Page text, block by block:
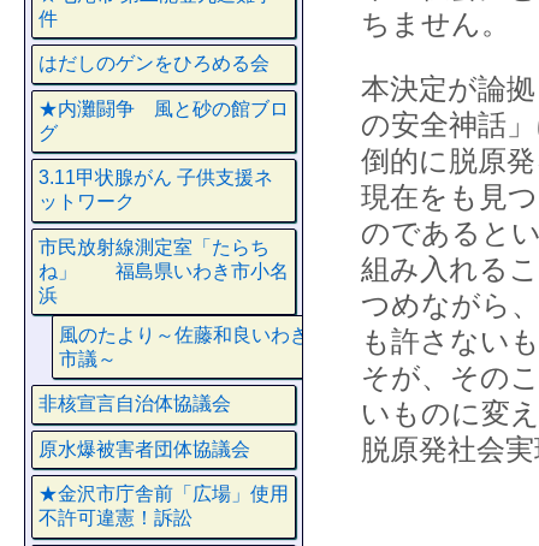
ちません。
本決定が論
の安全神話
倒的に脱原
現在をも見
のであると
組み入れる
つめながら
も許さない
そが、その
いものに変
脱原発社会
件
はだしのゲンをひろめる会
★内灘闘争 風と砂の館ブロ
グ
3.11甲状腺がん 子供支援ネ
ットワーク
市民放射線測定室「たらち
ね」 福島県いわき市小名
浜
風のたより～佐藤和良いわき
市議～
非核宣言自治体協議会
原水爆被害者団体協議会
★金沢市庁舎前「広場」使用
不許可違憲！訴訟